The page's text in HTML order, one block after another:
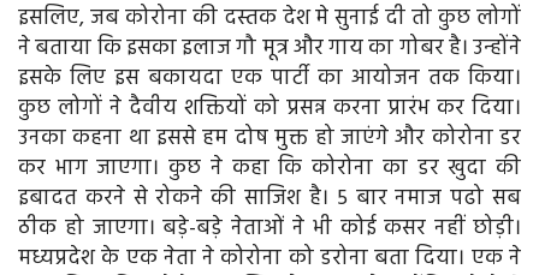
इसलिए, जब कोरोना की दस्तक देश मे सुनाई दी तो कुछ लोगों
ने बताया कि इसका इलाज गौ मूत्र और गाय का गोबर है। उन्होंने
इसके लिए इस बकायदा एक पार्टी का आयोजन तक किया।
कुछ लोगों ने दैवीय शक्तियों को प्रसन्न करना प्रारंभ कर दिया।
उनका कहना था इससे हम दोष मुक्त हो जाएंगे और कोरोना डर
कर भाग जाएगा। कुछ ने कहा कि कोरोना का डर खुदा की
इबादत करने से रोकने की साजिश है। 5 बार नमाज पढो सब
ठीक हो जाएगा। बड़े-बड़े नेताओं ने भी कोई कसर नहीं छोड़ी।
मध्यप्रदेश के एक नेता ने कोरोना को डरोना बता दिया। एक ने